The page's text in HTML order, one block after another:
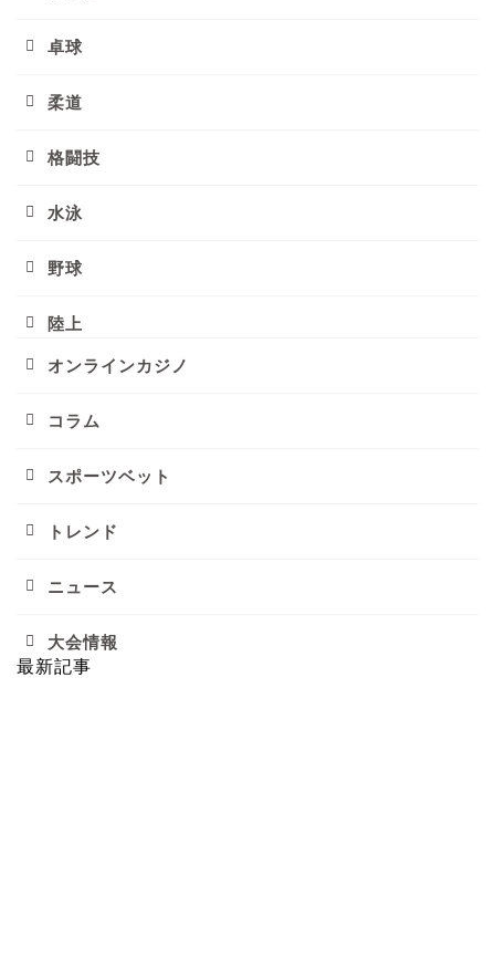
卓球
柔道
格闘技
水泳
野球
陸上
オンラインカジノ
コラム
スポーツベット
トレンド
ニュース
大会情報
最新記事